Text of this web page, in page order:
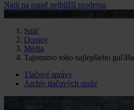
Najít na mapě nejbližší prodejnu
Tajomstvo toho najlepšieho guľáša
Späť
Domov
Média
Tajomstvo toho najlepšieho guľáša
Tlačové správy
Archív tlačových správ